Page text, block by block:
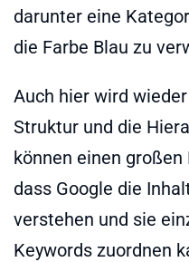
darunter eine
die Farbe Blau zu
Auch hier wird
Struktur und die
können einen
dass Google die
verstehen und sie
Keywords zuordnen